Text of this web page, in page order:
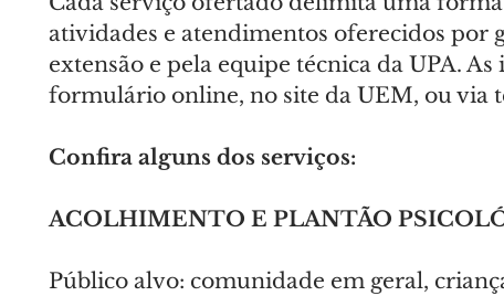
atividades e atendimentos oferecidos por
extensão e pela equipe técnica da UPA.
formulário online, no site da UEM, ou via
Confira alguns dos serviços:
ACOLHIMENTO E PLANTÃO
Público alvo: comunidade em geral,